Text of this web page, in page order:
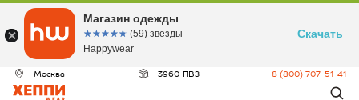
Москва 3960 ПВЗ 8 (800) 707-51-41
Магазин одежды
☆☆☆☆☆
★★★★★ (59) звезды
Happywear
Скачать